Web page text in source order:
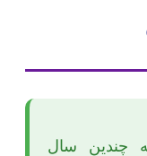
چندین سال